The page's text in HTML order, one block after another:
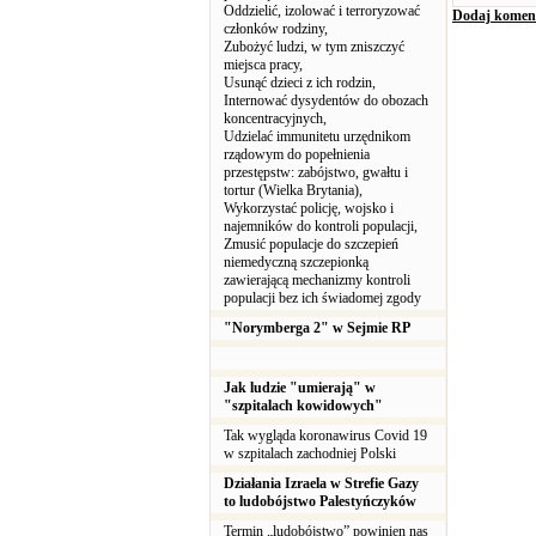
Oddzielić, izolować i terroryzować
członków rodziny,
Zubożyć ludzi, w tym zniszczyć
miejsca pracy,
Usunąć dzieci z ich rodzin,
Internować dysydentów do obozach
koncentracyjnych,
Udzielać immunitetu urzędnikom
rządowym do popełnienia
przestępstw: zabójstwo, gwałtu i
tortur (Wielka Brytania),
Wykorzystać policję, wojsko i
najemników do kontroli populacji,
Zmusić populacje do szczepień
niemedyczną szczepionką
zawierającą mechanizmy kontroli
populacji bez ich świadomej zgody
"Norymberga 2" w Sejmie RP
Jak ludzie "umierają" w
"szpitalach kowidowych"
Tak wygląda koronawirus Covid 19
w szpitalach zachodniej Polski
Działania Izraela w Strefie Gazy
to ludobójstwo Palestyńczyków
Termin „ludobójstwo” powinien nas
Dodaj